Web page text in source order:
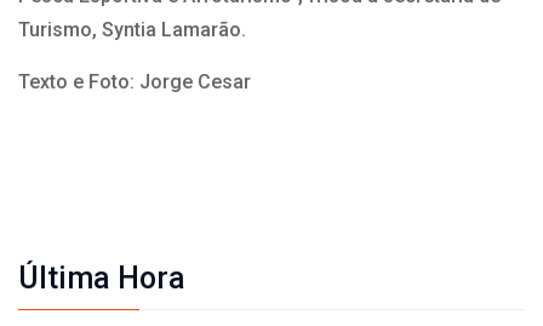
Turismo, Syntia Lamarão.
Texto e Foto: Jorge Cesar
Última Hora